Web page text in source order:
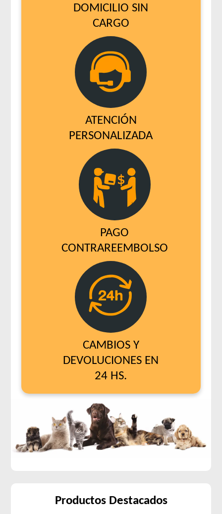
DOMICILIO SIN
CARGO
ATENCIÓN
PERSONALIZADA
PAGO
CONTRAREEMBOLSO
CAMBIOS Y
DEVOLUCIONES EN
24 HS.
Productos Destacados